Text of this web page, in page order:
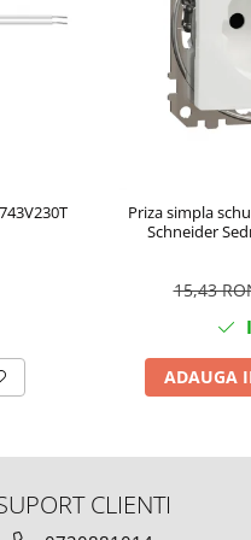
Priza simpla
Schneider
15,43
ADAUGA
CLIENTI